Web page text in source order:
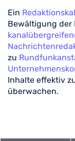
Ein
Bewältigung der
zu
Inhalte effektiv
überwachen.